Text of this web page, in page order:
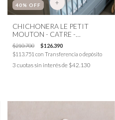
40% OFF +
CHICHONERA LE PETIT
MOUTON - CATRE -
SÉLECTION STOCK
$210.700
$126.390
$113.751 con Transferencia o depósito
3 cuotas sin interés de $42.130